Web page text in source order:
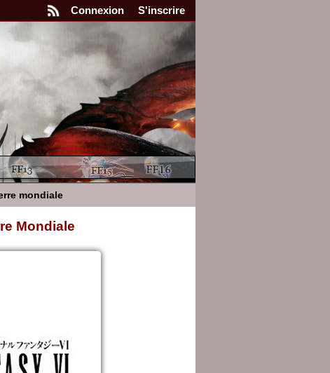
S'inscrire
Connexion
mondiale
Mondiale